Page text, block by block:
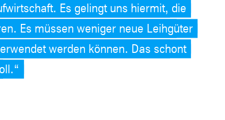
Es gelingt uns hiermit, die
Es müssen weniger neue Leihgüter
werden können. Das schont